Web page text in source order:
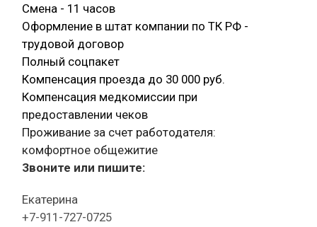
Смена - 11 часов
Оформление в штат компании по ТК РФ -
трудовой договор
Полный соцпакет
Компенсация проезда до 30 000 руб.
Компенсация медкомиссии при
предоставлении чеков
Проживание за счет работодателя:
комфортное общежитие
Звоните или пишите:
Екатерина
+7-911-727-0725